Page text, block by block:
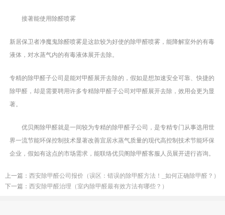
接著能使用除醛喷雾
新居保卫者净魔鬼除醛喷雾是这款较为好使的除甲醛喷雾，能降解室外的有毒
液体，对水蒸气内的有毒液体展开去除。
专精的除甲醛子公司是能对甲醛展开去除的，假如是想加速安全可靠、快捷的
除甲醛，却是需要聘用许多专精除甲醛子公司对甲醛展开去除，效用会更为显
著。
优贝阁除甲醛就是一间较为专精的除甲醛子公司，是专精专门从事选用世
界一流节能环保控制技术显著改善宜居水蒸气质量的现代高控制技术节能环保
企业，假如有这点的市场需求，能联络优贝阁除甲醛客服人员展开进行咨询。
上一篇： 西安除甲醛公司报价（误区：错误的除甲醛方法！_如何正确除甲醛？）
下一篇： 西安除甲醛治理（室内除甲醛最有效方法有哪些？）